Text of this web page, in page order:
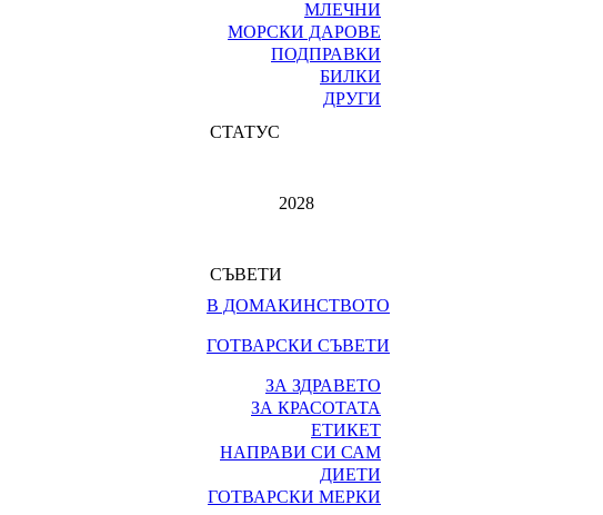
МЛЕЧНИ
МОРСКИ ДАРОВЕ
ПОДПРАВКИ
БИЛКИ
ДРУГИ
СТАТУС
2028
СЪВЕТИ
В ДОМАКИНСТВОТО
ГОТВАРСКИ СЪВЕТИ
ЗА ЗДРАВЕТО
ЗА КРАСОТАТА
ЕТИКЕТ
НАПРАВИ СИ САМ
ДИЕТИ
ГОТВАРСКИ МЕРКИ